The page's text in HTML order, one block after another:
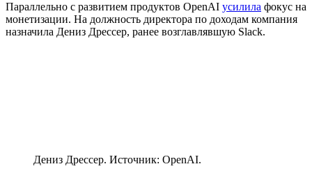
Параллельно с развитием продуктов OpenAI усилила фокус на
монетизации. На должность директора по доходам компания
назначила Дениз Дрессер, ранее возглавлявшую Slack.
Дениз Дрессер. Источник: OpenAI.